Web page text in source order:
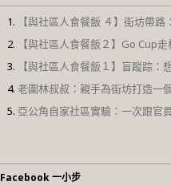
【與社區人食餐飯 ４】街坊帶
【與社區人食餐飯２】Go Cup
【與社區人食餐飯１】盲蹤踪
老圍林叔叔：親手為街坊打造一
亞公角自家社區實驗：一次跟官
Facebook 一小步